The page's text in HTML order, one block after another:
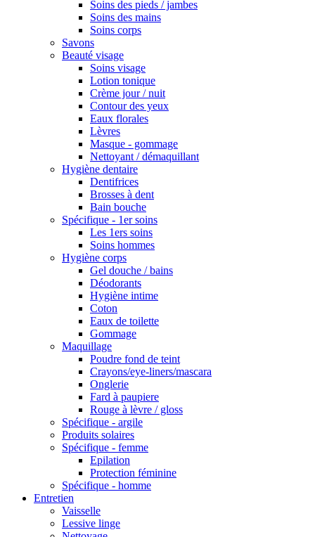
Soins des pieds / jambes
Soins des mains
Soins corps
Savons
Beauté visage
Soins visage
Lotion tonique
Crème jour / nuit
Contour des yeux
Eaux florales
Lèvres
Masque - gommage
Nettoyant / démaquillant
Hygiène dentaire
Dentifrices
Brosses à dent
Bain bouche
Spécifique - 1er soins
Les 1ers soins
Soins hommes
Hygiène corps
Gel douche / bains
Déodorants
Hygiène intime
Coton
Eaux de toilette
Gommage
Maquillage
Poudre fond de teint
Crayons/eye-liners/mascara
Onglerie
Fard à paupiere
Rouge à lèvre / gloss
Spécifique - argile
Produits solaires
Spécifique - femme
Epilation
Protection féminine
Spécifique - homme
Entretien
Vaisselle
Lessive linge